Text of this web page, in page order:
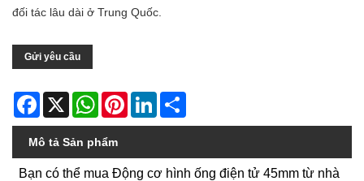
đối tác lâu dài ở Trung Quốc.
Gửi yêu cầu
Facebook
X WhatsAppPinterestLinkedIn
Mô tả Sản phẩm
Bạn có thể mua Động cơ hình ống điện tử 45mm từ nhà